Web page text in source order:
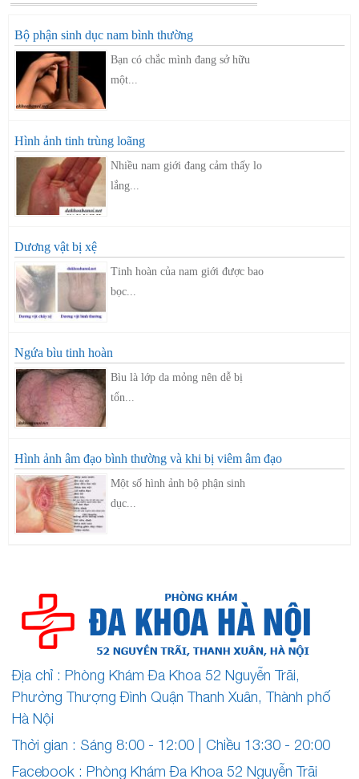
Bộ phận sinh dục nam bình thường
Bạn có chắc mình đang sở hữu
một...
Hình ảnh tinh trùng loãng
Nhiều nam giới đang cảm thấy lo
lắng...
Dương vật bị xệ
Tinh hoàn của nam giới được bao
bọc...
Ngứa bìu tinh hoàn
Bìu là lớp da mỏng nên dễ bị
tổn...
Hình ảnh âm đạo bình thường và khi bị viêm âm đạo
Một số hình ảnh bộ phận sinh
dục...
Địa chỉ : Phòng Khám Đa Khoa 52 Nguyễn Trãi,
Phường Thượng Đình Quận Thanh Xuân, Thành phố
Hà Nội
Thời gian : Sáng 8:00 - 12:00 | Chiều 13:30 - 20:00
Facebook : Phòng Khám Đa Khoa 52 Nguyễn Trãi